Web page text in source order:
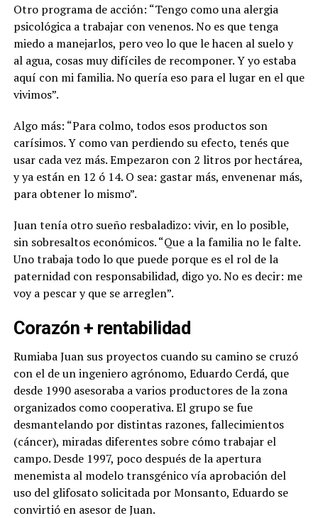
Otro programa de acción: “Tengo como una alergia
psicológica a trabajar con venenos. No es que tenga
miedo a manejarlos, pero veo lo que le hacen al suelo y
al agua, cosas muy difíciles de recomponer. Y yo estaba
aquí con mi familia. No quería eso para el lugar en el que
vivimos”.
Algo más: “Para colmo, todos esos productos son
carísimos. Y como van perdiendo su efecto, tenés que
usar cada vez más. Empezaron con 2 litros por hectárea,
y ya están en 12 ó 14. O sea: gastar más, envenenar más,
para obtener lo mismo”.
Juan tenía otro sueño resbaladizo: vivir, en lo posible,
sin sobresaltos económicos. “Que a la familia no le falte.
Uno trabaja todo lo que puede porque es el rol de la
paternidad con responsabilidad, digo yo. No es decir: me
voy a pescar y que se arreglen”.
Corazón + rentabilidad
Rumiaba Juan sus proyectos cuando su camino se cruzó
con el de un ingeniero agrónomo, Eduardo Cerdá, que
desde 1990 asesoraba a varios productores de la zona
organizados como cooperativa. El grupo se fue
desmantelando por distintas razones, fallecimientos
(cáncer), miradas diferentes sobre cómo trabajar el
campo. Desde 1997, poco después de la apertura
menemista al modelo transgénico vía aprobación del
uso del glifosato solicitada por Monsanto, Eduardo se
convirtió en asesor de Juan.